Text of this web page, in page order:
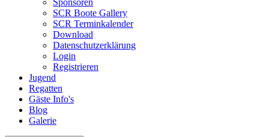
Sponsoren
SCR Boote Gallery
SCR Terminkalender
Download
Datenschutzerklärung
Login
Registrieren
Jugend
Regatten
Gäste Info's
Blog
Galerie